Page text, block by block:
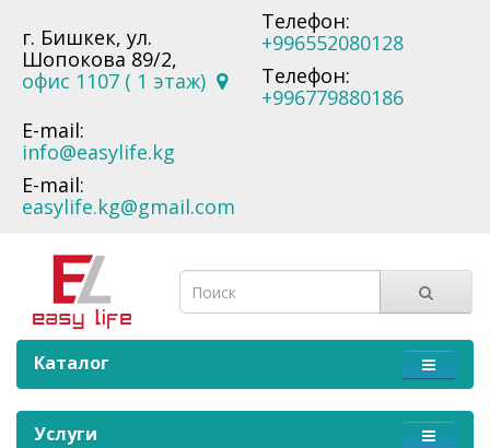
г. Бишкек, ул.
Шопокова 89/2,
офис 1107 ( 1 этаж)
Телефон:
+996552080128
Телефон:
+996779880186
E-mail:
info@easylife.kg
E-mail:
easylife.kg@gmail.com
Каталог
Услуги